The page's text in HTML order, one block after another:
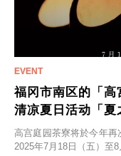
福冈市南区的「
清凉夏日活动「夏
高宫庭园茶寮将於今年
2025年7月18日（五）至